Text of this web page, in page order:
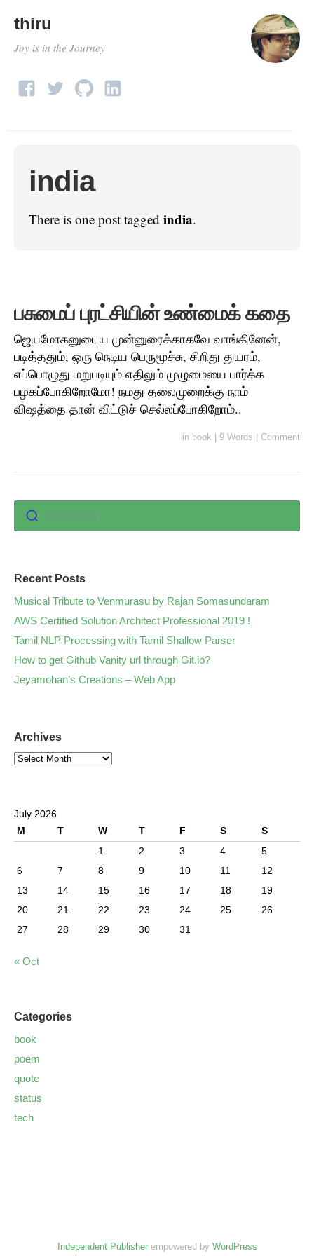
thiru
Joy is in the Journey
india
There is one post tagged india.
பசுமைப் புரட்சியின் உண்மைக் கதை
ஜெயமோகனுடைய முன்னுரைக்காகவே வாங்கினேன்,
படித்ததும், ஒரு நெடிய பெருமூச்சு, சிறிது துயரம்,
எப்பொழுது மறுபடியும் எதிலும் முழுமையை பார்க்க
பழகப்போகிறோமோ! நமது தலைமுறைக்கு நாம்
விஷத்தை தான் விட்டுச் செல்லப்போகிறோம்..
in book 9 Words Comment
Search for :
Recent Posts
Musical Tribute to Venmurasu by Rajan Somasundaram
AWS Certified Solution Architect Professional 2019 !
Tamil NLP Processing with Tamil Shallow Parser
How to get Github Vanity url through Git.io?
Jeyamohan’s Creations – Web App
Archives
July 2026
M
T W T F S
S
1
2 3 4
5
6
7 8 9 10 11
12
13
14 15 16 17 18
19
20
21 22 23 24 25
26
27
28 29 30 31
« Oct
Categories
book
poem
quote
status
tech
Independent Publisherempowered by WordPress